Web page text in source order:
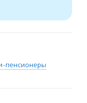
пенсионеры